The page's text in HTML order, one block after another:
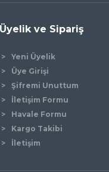
Üyelik ve Sipariş
Yeni Üyelik
Üye Girişi
Şifremi Unuttum
İletişim Formu
Havale Formu
Kargo Takibi
İletişim